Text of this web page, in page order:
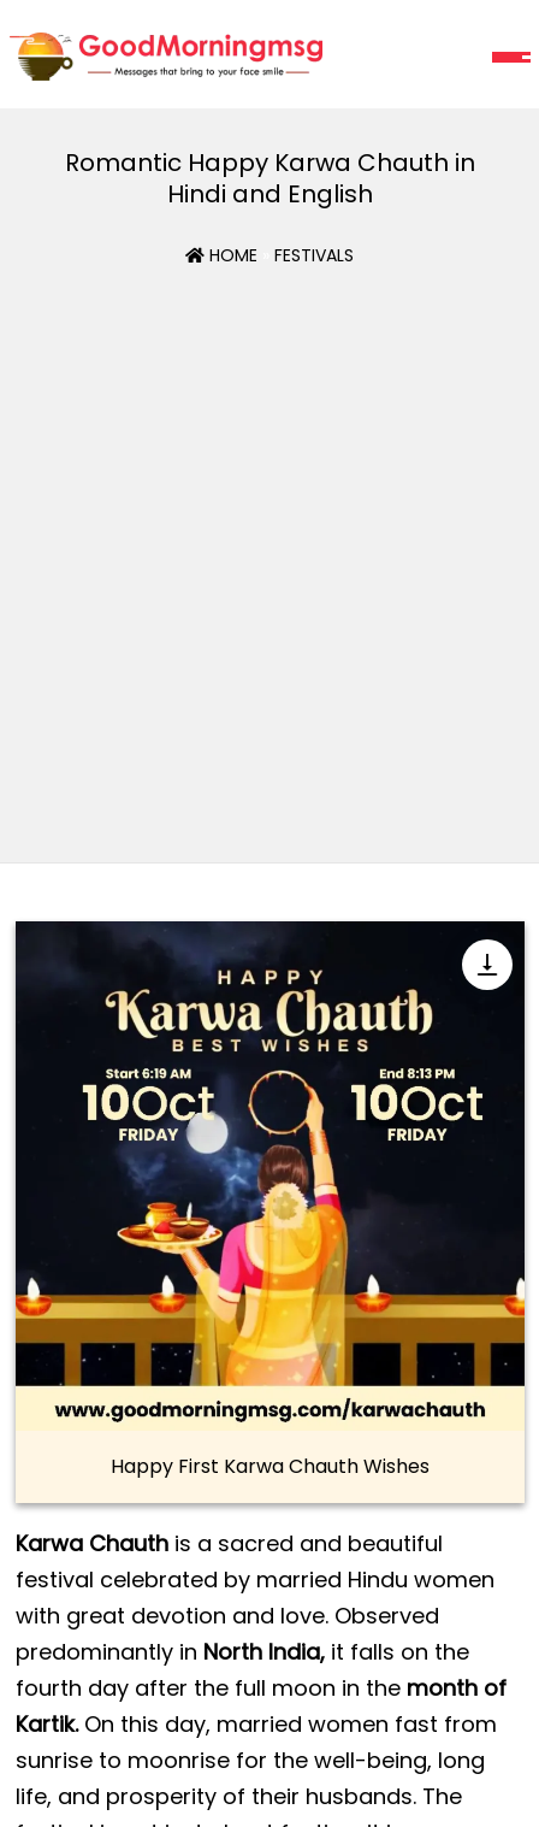
Romantic Happy Karwa Chauth in
Hindi and English
HOME FESTIVALS
Happy First Karwa Chauth Wishes
Karwa Chauthis a sacred and beautiful
festival celebrated by married Hindu women
with great devotion and love. Observed
predominantly in North India,it falls on the
fourth day after the full moon in the month of
Kartik.On this day, married women fast from
sunrise to moonrise for the well-being, long
life, and prosperity of their husbands. The